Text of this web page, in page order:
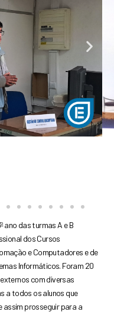
Next
ano dasturmas A e B
dos Cursos
e Computadores e de
Informáticos. Foram 20
externos com diversas
a todos os alunos que
assim prosseguir para a